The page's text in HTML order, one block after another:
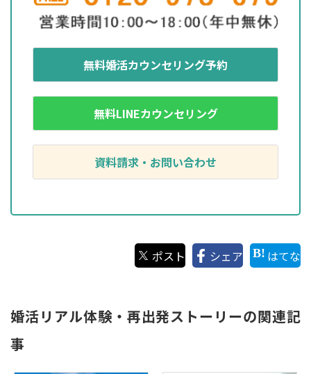
無料婚活カウンセリング予約
無料LINEカウンセリング
資料請求・お問い合わせ
ポスト シェア はてな
婚活リアル体験・再出発ストーリーの関連記
事